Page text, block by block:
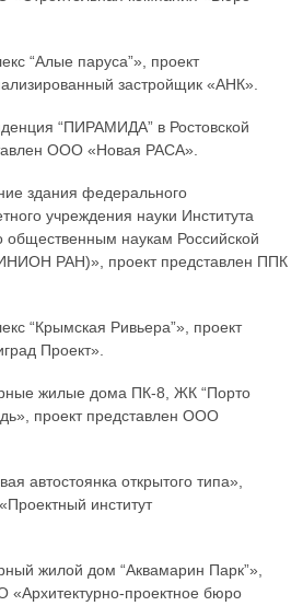
“Алые паруса”», проект
застройщик «АНК».
“ПИРАМИДА” в Ростовской
ООО «Новая РАСА».
здания федерального
учреждения науки Института
наукам Российской
РАН)», проект представлен ППК
“Крымская Ривьера”», проект
Проект».
жилые дома ПК-8, ЖК “Порто
проект представлен ООО
автостоянка открытого типа»,
институт
жилой дом “Аквамарин Парк”»,
«Архитектурно-проектное бюро